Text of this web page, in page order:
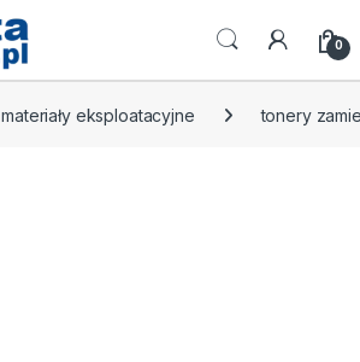
0
materiały eksploatacyjne tonery